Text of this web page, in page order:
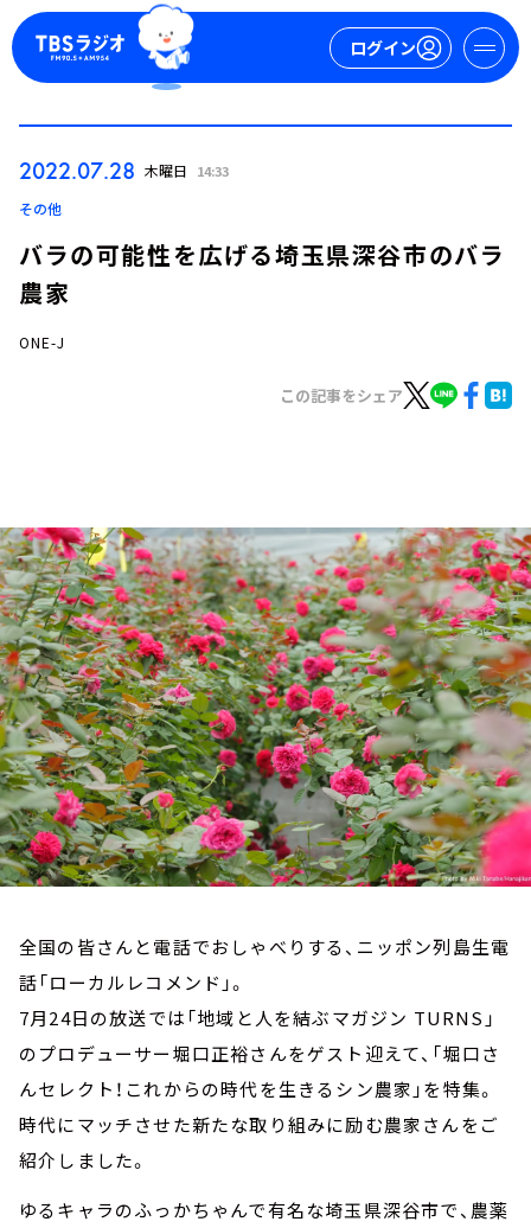
ログイン
お知らせ
イベント・グッズ
YouTube
会社情報
2022.07.28 木曜日 14:33
その他
バラの可能性を広げる埼玉県深谷市のバラ
農家
ONE-J
この記事をシェア
全国の皆さんと電話でおしゃべりする、ニッポン列島生電
話「ローカルレコメンド」。
7月24日の放送では「地域と人を結ぶマガジン TURNS」
のプロデューサー堀口正裕さんをゲスト迎えて、「堀口さ
んセレクト！これからの時代を生きるシン農家」を特集。
時代にマッチさせた新たな取り組みに励む農家さんをご
紹介しました。
ゆるキャラのふっかちゃんで有名な埼玉県深谷市で、農薬